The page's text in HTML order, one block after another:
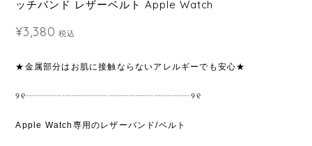
ッチバンド レザーベルト Apple Watch
¥3,380 税込
★金属部分はお肌に接触ならないアレルギーでも安心★
୨୧┈┈┈┈┈┈┈┈┈┈┈┈┈┈┈┈┈┈୨୧
Apple Watch専用のレザーバンド/ベルト